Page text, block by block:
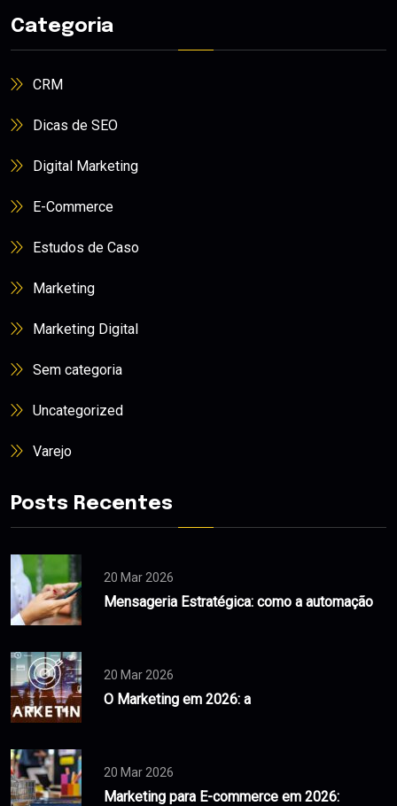
Categoria
CRM
Dicas de SEO
Digital Marketing
E-Commerce
Estudos de Caso
Marketing
Marketing Digital
Sem categoria
Uncategorized
Varejo
Posts Recentes
20 Mar 2026
Mensageria Estratégica: como a automação
20 Mar 2026
O Marketing em 2026: a
20 Mar 2026
Marketing para E-commerce em 2026: